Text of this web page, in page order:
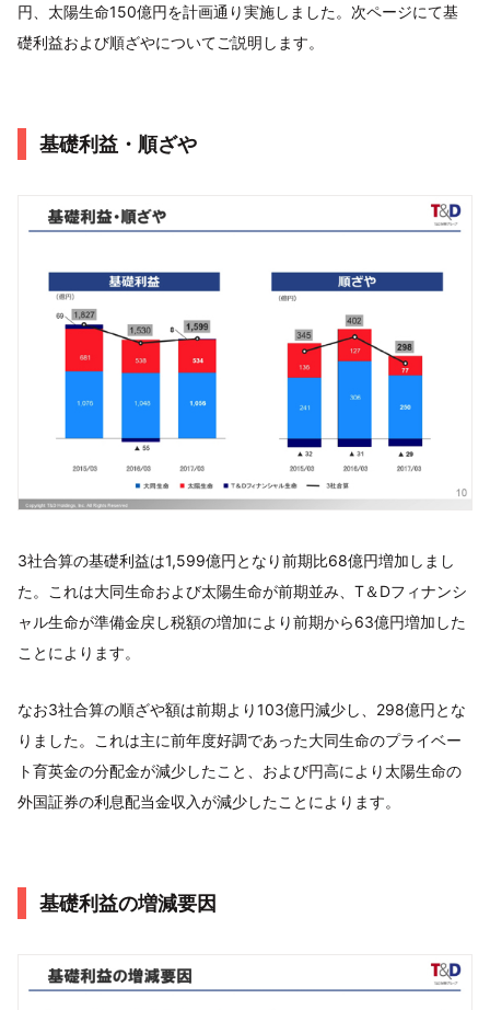
円、太陽生命150億円を計画通り実施しました。次ページにて基
礎利益および順ざやについてご説明します。
基礎利益・順ざや
3社合算の基礎利益は1,599億円となり前期比68億円増加しまし
た。これは大同生命および太陽生命が前期並み、T＆Dフィナンシ
ャル生命が準備金戻し税額の増加により前期から63億円増加した
ことによります。
なお3社合算の順ざや額は前期より103億円減少し、298億円とな
りました。これは主に前年度好調であった大同生命のプライベー
ト育英金の分配金が減少したこと、および円高により太陽生命の
外国証券の利息配当金収入が減少したことによります。
基礎利益の増減要因